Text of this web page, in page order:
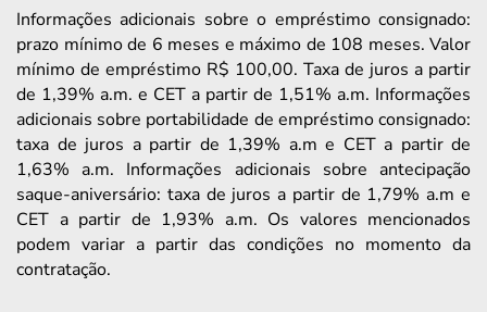
Informações adicionais sobre o empréstimo consignado:
prazo mínimo de 6 meses e máximo de 108 meses. Valor
mínimo de empréstimo R$ 100,00. Taxa de juros a partir
de 1,39% a.m. e CET a partir de 1,51% a.m. Informações
adicionais sobre portabilidade de empréstimo consignado:
taxa de juros a partir de 1,39% a.m e CET a partir de
1,63% a.m. Informações adicionais sobre antecipação
saque-aniversário: taxa de juros a partir de 1,79% a.m e
CET a partir de 1,93% a.m. Os valores mencionados
podem variar a partir das condições no momento da
contratação.